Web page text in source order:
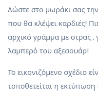
Δώστε στο μωράκι σας
που θα κλέψει καρδιές!
αρχικό γράμμα με στρας ,
λαμπερό του αξεσουάρ!
Το εικονιζόμενο σχέδιο
τοποθετείται η